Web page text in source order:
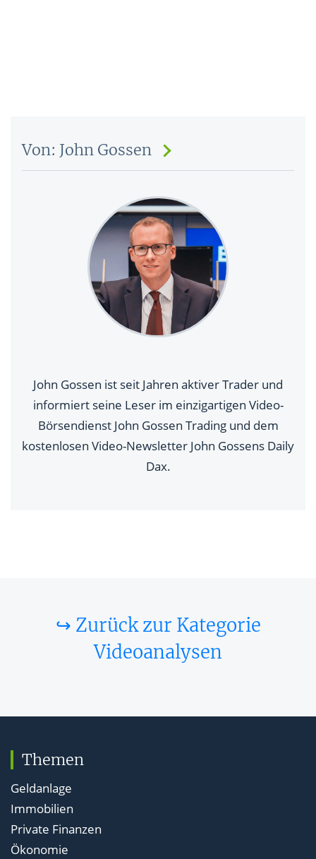
Von: John Gossen
John Gossen ist seit Jahren aktiver Trader und
informiert seine Leser im einzigartigen Video-
Börsendienst John Gossen Trading und dem
kostenlosen Video-Newsletter John Gossens Daily
Dax.
↪ Zurück zur Kategorie
Videoanalysen
Themen
Geldanlage
Immobilien
Private Finanzen
Ökonomie